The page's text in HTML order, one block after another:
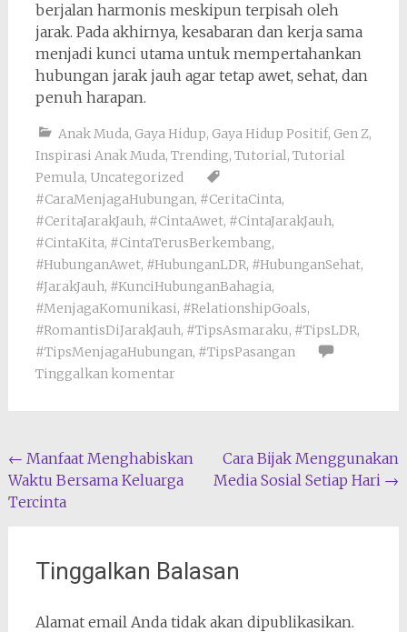
berjalan harmonis meskipun terpisah oleh
jarak. Pada akhirnya, kesabaran dan kerja sama
menjadi kunci utama untuk mempertahankan
hubungan jarak jauh agar tetap awet, sehat, dan
penuh harapan.
Anak Muda, Gaya Hidup, Gaya Hidup Positif, Gen Z,
Inspirasi Anak Muda, Trending, Tutorial, Tutorial
Pemula, Uncategorized
#CaraMenjagaHubungan, #CeritaCinta,
#CeritaJarakJauh, #CintaAwet, #CintaJarakJauh,
#CintaKita, #CintaTerusBerkembang,
#HubunganAwet, #HubunganLDR, #HubunganSehat,
#JarakJauh, #KunciHubunganBahagia,
#MenjagaKomunikasi, #RelationshipGoals,
#RomantisDiJarakJauh, #TipsAsmaraku, #TipsLDR,
#TipsMenjagaHubungan, #TipsPasangan
Tinggalkan komentar
Navigasi
pos
← Manfaat Menghabiskan
Waktu Bersama Keluarga
Tercinta
Cara Bijak Menggunakan
Media Sosial Setiap Hari →
Tinggalkan Balasan
Alamat email Anda tidak akan dipublikasikan.